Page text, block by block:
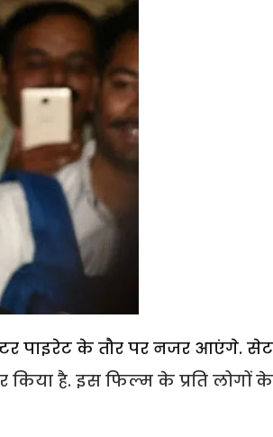
पाइरेट के तौर पर नजर आएंगे.
है. इस फिल्म के प्रति लोगों के